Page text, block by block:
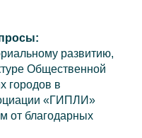
развитию,
Общественной
городов в
«ГИПЛИ»
от благодарных